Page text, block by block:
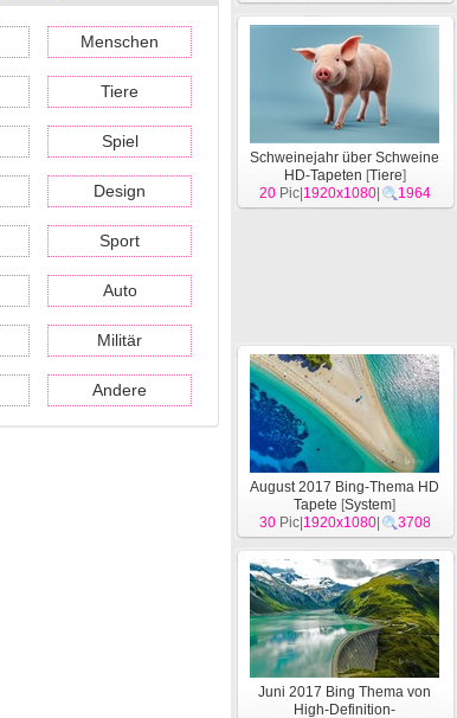
Menschen
Tiere
Spiel
Design
Sport
Auto
Militär
Andere
Schweinejahr über Schweine
HD-Tapeten [Tiere]
20Pic| 1920x1080| 1964
August 2017 Bing-Thema HD
Tapete [System]
30Pic| 1920x1080| 3708
Juni 2017 Bing Thema von
High-Definition-